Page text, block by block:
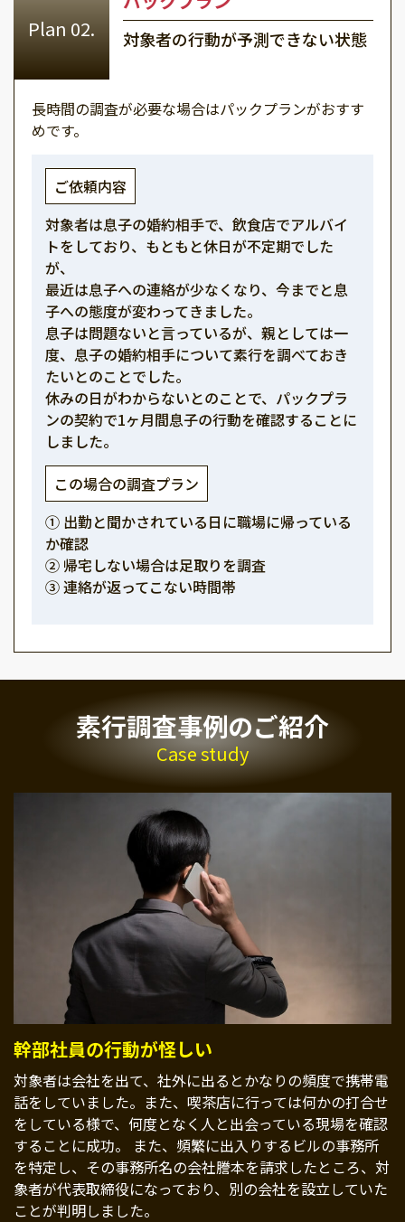
対象者の行動が予測できない状態
長時間の調査が必要な場合はパックプランがおすす
めです。
ご依頼内容
対象者は息子の婚約相手で、飲食店でアルバイ
トをしており、もともと休日が不定期でした
が、
最近は息子への連絡が少なくなり、今までと息
子への態度が変わってきました。
息子は問題ないと言っているが、親としては一
度、息子の婚約相手について素行を調べておき
たいとのことでした。
休みの日がわからないとのことで、パックプラ
ンの契約で1ヶ月間息子の行動を確認することに
しました。
この場合の調査プラン
① 出勤と聞かされている日に職場に帰っている
か確認
② 帰宅しない場合は足取りを調査
③ 連絡が返ってこない時間帯
素行調査事例のご紹介
Case study
幹部社員の行動が怪しい
対象者は会社を出て、社外に出るとかなりの頻度で携帯電
話をしていました。また、喫茶店に行っては何かの打合せ
をしている様で、何度となく人と出会っている現場を確認
することに成功。 また、頻繁に出入りするビルの事務所
を特定し、その事務所名の会社謄本を請求したところ、対
象者が代表取締役になっており、別の会社を設立していた
ことが判明しました。